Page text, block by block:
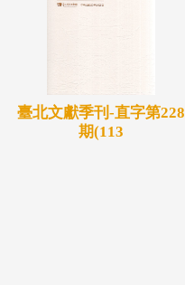
臺北文獻季刊-直字第228
期(113